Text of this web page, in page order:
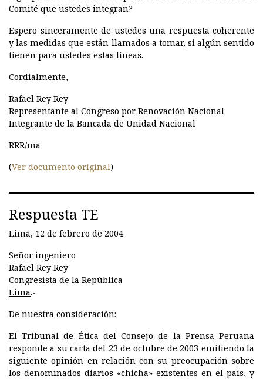
Comité que ustedes integran?
Espero sinceramente de ustedes una respuesta coherente
y las medidas que están llamados a tomar, si algún sentido
tienen para ustedes estas líneas.
Cordialmente,
Rafael Rey Rey
Representante al Congreso por Renovación Nacional
Integrante de la Bancada de Unidad Nacional
RRR/ma
(Ver documento original)
Respuesta TE
Lima, 12 de febrero de 2004
Señor ingeniero
Rafael Rey Rey
Congresista de la República
Lima.-
De nuestra consideración:
El Tribunal de Ética del Consejo de la Prensa Peruana
responde a su carta del 23 de octubre de 2003 emitiendo la
siguiente opinión en relación con su preocupación sobre
los denominados diarios «chicha» existentes en el país, y